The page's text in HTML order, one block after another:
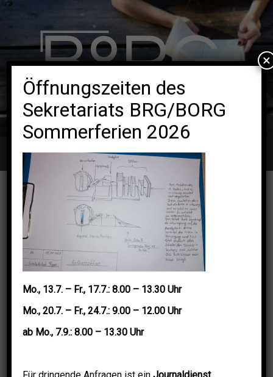
Navigation
8AC_18.01.2021_Simtschitsch
12. Februar 2021 | Kategorie:
Öffnungszeiten des
Sekretariats BRG/BORG
Sommerferien 2026
Mo., 13.7. – Fr., 17.7.: 8.00 – 13.30 Uhr
Mo., 20.7. – Fr., 24.7.: 9.00 – 12.00 Uhr
ab Mo., 7.9.: 8.00 – 13.30 Uhr
×